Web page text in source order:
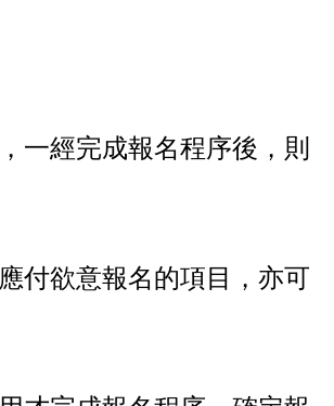
一經完成報名程序後，則
付欲意報名的項目，亦可